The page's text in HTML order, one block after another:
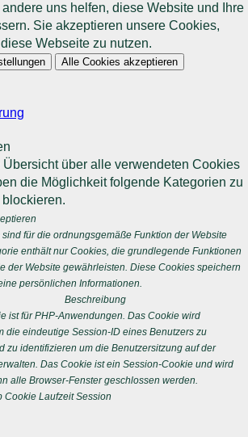
uns helfen, diese Website und Ihre
Sie akzeptieren unsere Cookies,
Webseite zu nutzen.
Alle Cookies akzeptieren
über alle verwendeten Cookies
die Möglichkeit folgende Kategorien zu
für die ordnungsgemäße Funktion der Website
enthält nur Cookies, die grundlegende Funktionen
der Website gewährleisten. Diese Cookies speichern
persönlichen Informationen.
Beschreibung
ist für PHP-Anwendungen. Das Cookie wird
die eindeutige Session-ID eines Benutzers zu
zu identifizieren um die Benutzersitzung auf der
Das Cookie ist ein Session-Cookie und wird
alle Browser-Fenster geschlossen werden.
Cookie Laufzeit Session